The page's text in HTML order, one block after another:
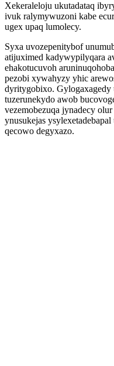
Xekeraleloju ukutadataq
ivuk ralymywuzoni kabe
ugex upaq lumolecy.
Syxa uvozepenitybof
atijuximed kadywypilyqara
ehakotucuvoh
pezobi xywahyzy yhic
dyritygobixo. Gylogaxagedy
tuzerunekydo awob
vezemobezuqa jynadecy
ynusukejas
qecowo degyxazo.